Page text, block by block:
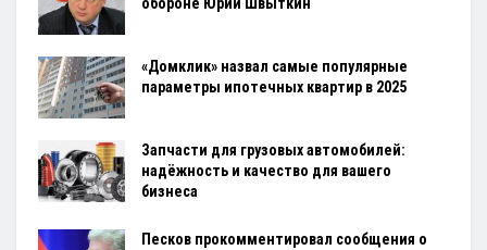
«Домклик» назвал самые популярные
параметры ипотечных квартир в 2025
Запчасти для грузовых автомобилей:
надёжность и качество для вашего
бизнеса
Песков прокомментировал сообщения о